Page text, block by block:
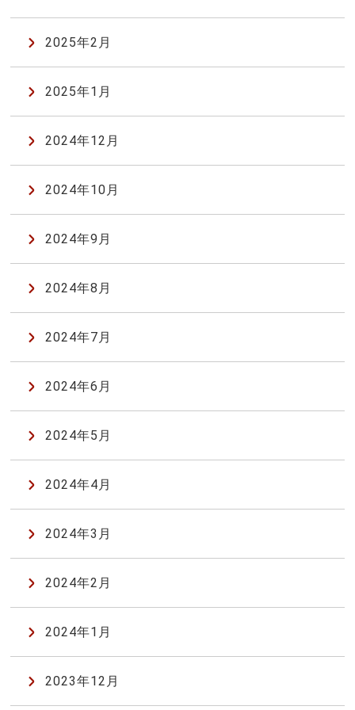
2025年2月
2025年1月
2024年12月
2024年10月
2024年9月
2024年8月
2024年7月
2024年6月
2024年5月
2024年4月
2024年3月
2024年2月
2024年1月
2023年12月